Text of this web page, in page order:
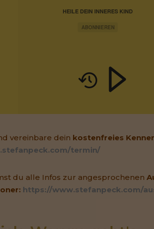
HEILE DEIN INNERES KIND
ABONNIEREN
vereinbare dein kostenfreies
termin/
du alle Infos zur angesprochenen
https://www.stefanpeck.com/